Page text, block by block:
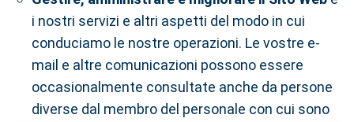
i nostri servizi e altri aspetti del modo in cui
conduciamo le nostre operazioni. Le vostre e-
mail e altre comunicazioni possono essere
occasionalmente consultate anche da persone
diverse dal membro del personale con cui sono